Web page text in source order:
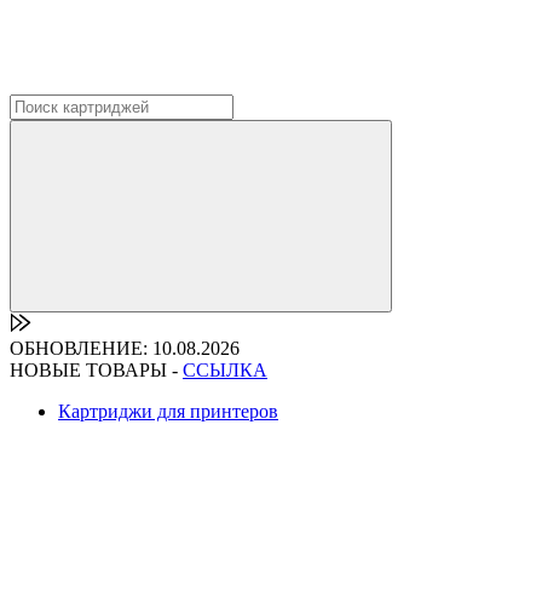
ОБНОВЛЕНИЕ: 10.08.2026
НОВЫЕ ТОВАРЫ - ССЫЛКА
Картриджи для принтеров